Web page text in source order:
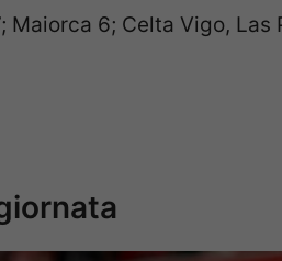
6; Celta Vigo, Las